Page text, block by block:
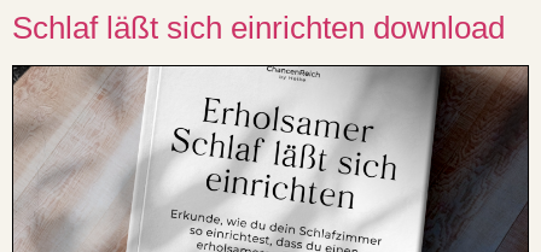
Schlaf läßt sich einrichten download